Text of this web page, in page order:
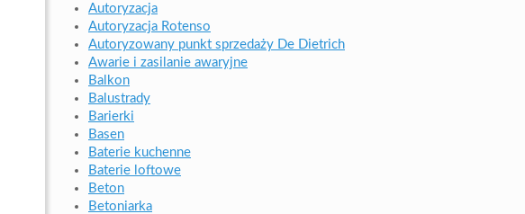
Autoryzacja
Autoryzacja Rotenso
Autoryzowany punkt sprzedaży De Dietrich
Awarie i zasilanie awaryjne
Balkon
Balustrady
Barierki
Basen
Baterie kuchenne
Baterie loftowe
Beton
Betoniarka